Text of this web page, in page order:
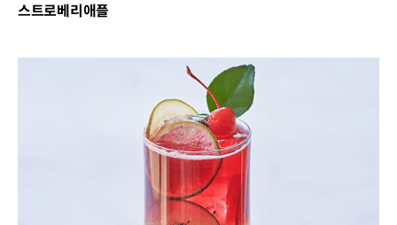
스트로베리애플